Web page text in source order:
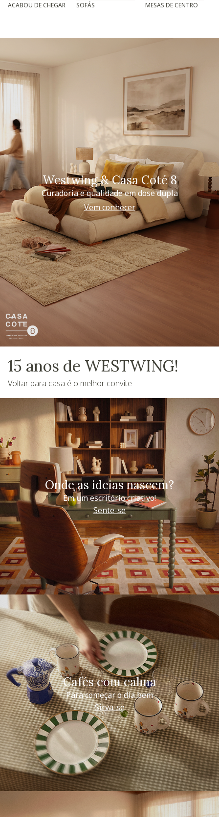
ACABOU DE CHEGAR SOFÁS MESAS DE CENTRO
Westwing & Casa Coté 8
Curadoria e qualidade em dose dupla
Vem conhecer
15 anos de WESTWING!
Voltar para casa é o melhor convite
Onde as ideias nascem?
Em um escritório criativo!
Sente-se
Cafés com calma
Para começar o dia bem
Sirva-se